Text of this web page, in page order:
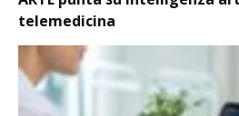
telemedicina